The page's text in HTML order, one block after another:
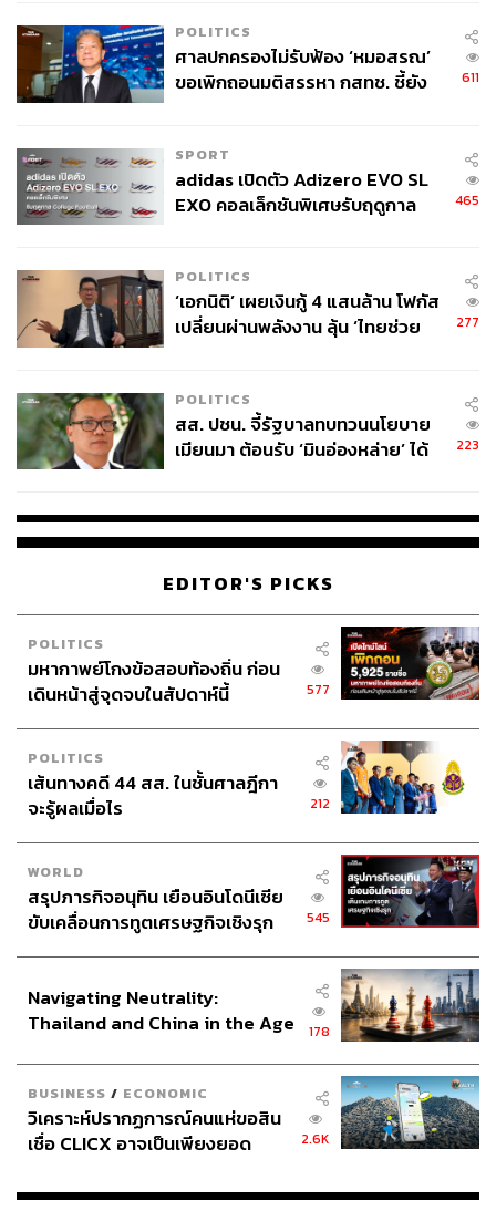
POLITICS
ศาลปกครองไม่รับฟ้อง ‘หมอสรณ’
ขอเพิกถอนมติสรรหา กสทช. ชี้ยัง
611
SPORT
adidas เปิดตัว Adizero EVO SL
EXO คอลเล็กชันพิเศษรับฤดูกาล
465
POLITICS
‘เอกนิติ’ เผยเงินกู้ 4 แสนล้าน โฟกัส
เปลี่ยนผ่านพลังงาน ลุ้น ‘ไทยช่วย
277
POLITICS
สส. ปชน. จี้รัฐบาลทบทวนนโยบาย
เมียนมา ต้อนรับ ‘มินอ่องหล่าย’ ได้
223
EDITOR'S PICKS
POLITICS
มหากาพย์โกงข้อสอบท้องถิ่น ก่อน
เดินหน้าสู่จุดจบในสัปดาห์นี้
577
POLITICS
เส้นทางคดี 44 สส. ในชั้นศาลฎีกา
จะรู้ผลเมื่อไร
212
WORLD
สรุปภารกิจอนุทิน เยือนอินโดนีเซีย
ขับเคลื่อนการทูตเศรษฐกิจเชิงรุก
545
Navigating Neutrality:
Thailand and China in the Age
178
BUSINESS / ECONOMIC
วิเคราะห์ปรากฏการณ์คนแห่ขอสิน
เชื่อ CLICX อาจเป็นเพียงยอด
เรือนไทยที่ถูกซุกไว้
2.6K